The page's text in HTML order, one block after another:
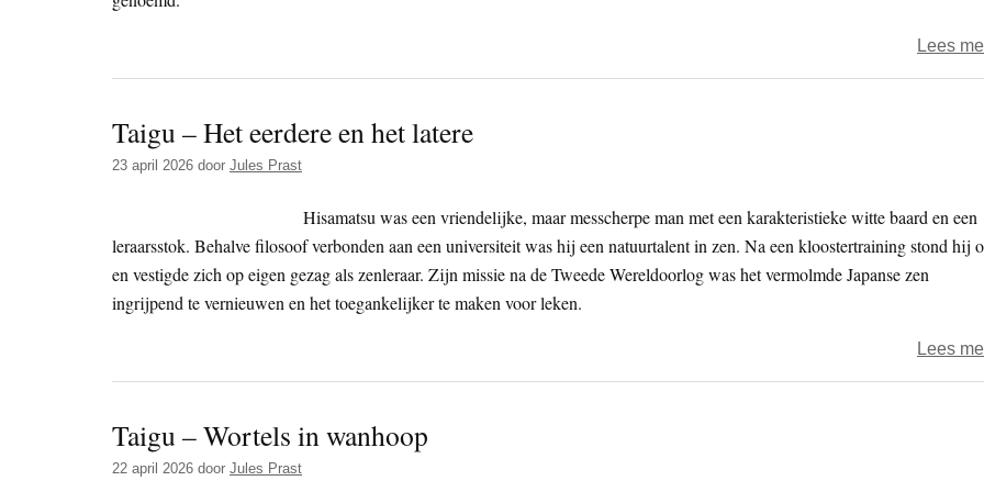
Lees
Taigu – Het eerdere en het latere
23 april 2026 door Jules Prast
Hisamatsu was een vriendelijke, maar messcherpe man met een karakteristieke witte baard en een
leraarsstok. Behalve filosoof verbonden aan een universiteit was hij een natuurtalent in zen. Na een kloostertraining stond hij
en vestigde zich op eigen gezag als zenleraar. Zijn missie na de Tweede Wereldoorlog was het vermolmde Japanse zen
ingrijpend te vernieuwen en het toegankelijker te maken voor leken.
Lees
Taigu – Wortels in wanhoop
22 april 2026 door Jules Prast